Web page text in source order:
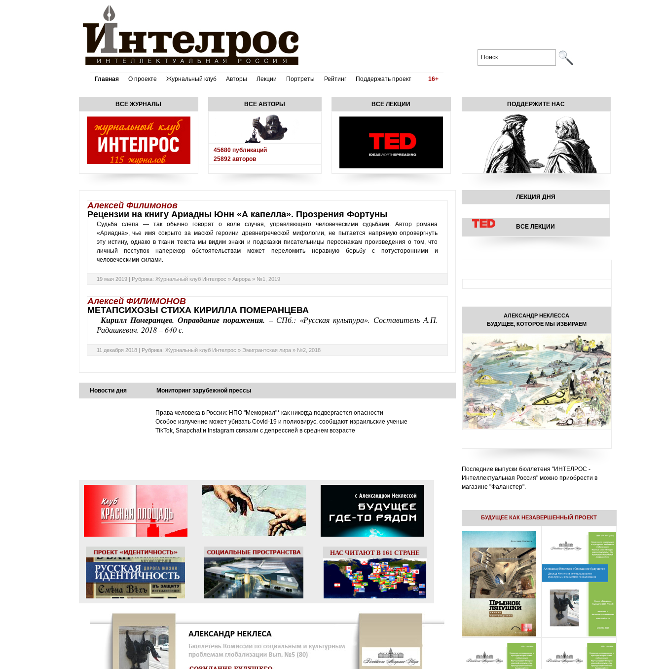
Главная О проекте Журнальный клуб Авторы Лекции Портреты Рейтинг Поддержать проект 16+
ВСЕ ЖУРНАЛЫ ВСЕ АВТОРЫ
45680публикаций
25892авторов
ВСЕ ЛЕКЦИИ
Алексей Филимонов
Рецензии на книгу Ариадны Юнн «А капелла». Прозрения Фортуны
Судьба слепа — так обычно говорят о воле случая, управляющего человеческими судьбами. Автор романа
«Ариадна», чье имя сокрыто за маской героини древнегреческой мифологии, не пытается напрямую опровергнуть
эту истину, однако в ткани текста мы видим знаки и подсказки писательницы персонажам произведения о том, что
личный поступок наперекор обстоятельствам может переломить неравную борьбу с потусторонними и
человеческими силами.
19 мая 2019 | Рубрика: Журнальный клуб Интелрос » Аврора» №1, 2019
Алексей ФИЛИМОНОВ
МЕТАПСИХОЗЫ СТИХА КИРИЛЛА ПОМЕРАНЦЕВА
Кирилл Померанцев. Оправдание поражения. – СПб.: «Русская культура». Составитель А.П.
Радашкевич. 2018 – 640 с.
11 декабря 2018 | Рубрика: Журнальный клуб Интелрос » Эмигрантская лира» №2, 2018
Новости дня Мониторинг зарубежной прессы
Права человека в России: НПО "Мемориал"* как никогда подвергается опасности
Особое излучение может убивать Covid-19 и полиовирус, сообщают израильские ученые
TikTok, Snapchat и Instagram связали с депрессией в среднем возрасте
НАС ЧИТАЮТ В 161 СТРАНЕ
ПОДДЕРЖИТЕ НАС
ЛЕКЦИЯ ДНЯ
ВСЕ ЛЕКЦИИ
АЛЕКСАНДР НЕКЛЕССА
БУДУЩЕЕ, КОТОРОЕ МЫ ИЗБИРАЕМ
Последние выпуски бюллетеня "ИНТЕЛРОС -
Интеллектуальная Россия" можно приобрести в
магазине "Фаланстер".
БУДУЩЕЕ КАК НЕЗАВЕРШЕННЫЙ ПРОЕКТ